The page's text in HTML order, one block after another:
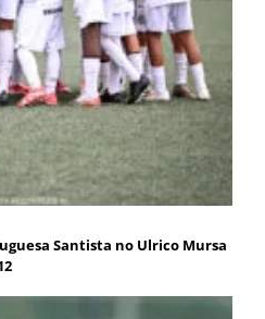
Santista no Ulrico Mursa